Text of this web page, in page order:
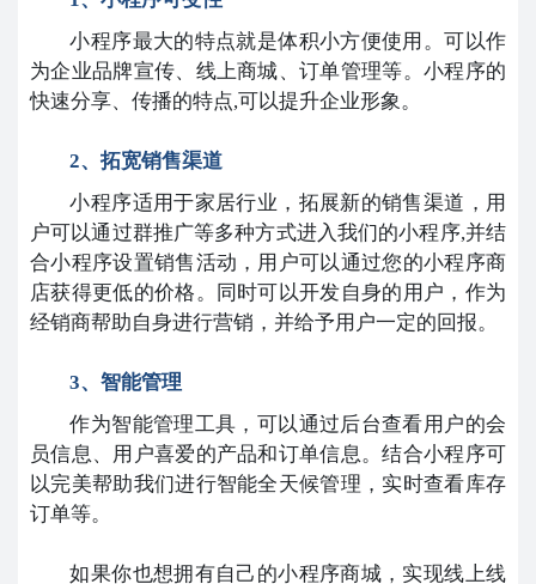
小程序最大的特点就是体积小方便使用。可以作
为企业品牌宣传、线上商城、订单管理等。小程序的
快速分享、传播的特点,可以提升企业形象。
2、拓宽销售渠道
小程序适用于家居行业，拓展新的销售渠道，用
户可以通过群推广等多种方式进入我们的小程序,并结
合小程序设置销售活动，用户可以通过您的小程序商
店获得更低的价格。同时可以开发自身的用户，作为
经销商帮助自身进行营销，并给予用户一定的回报。
3、智能管理
作为智能管理工具，可以通过后台查看用户的会
员信息、用户喜爱的产品和订单信息。结合小程序可
以完美帮助我们进行智能全天候管理，实时查看库存
订单等。
如果你也想拥有自己的小程序商城，实现线上线